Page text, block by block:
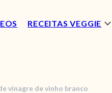
RECEITAS VEGGIE
vinagre de vinho branco